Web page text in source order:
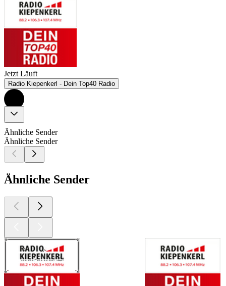
Jetzt Läuft
Radio Kiepenkerl - Dein Top40 Radio
Ähnliche Sender
Ähnliche Sender
Ähnliche Sender